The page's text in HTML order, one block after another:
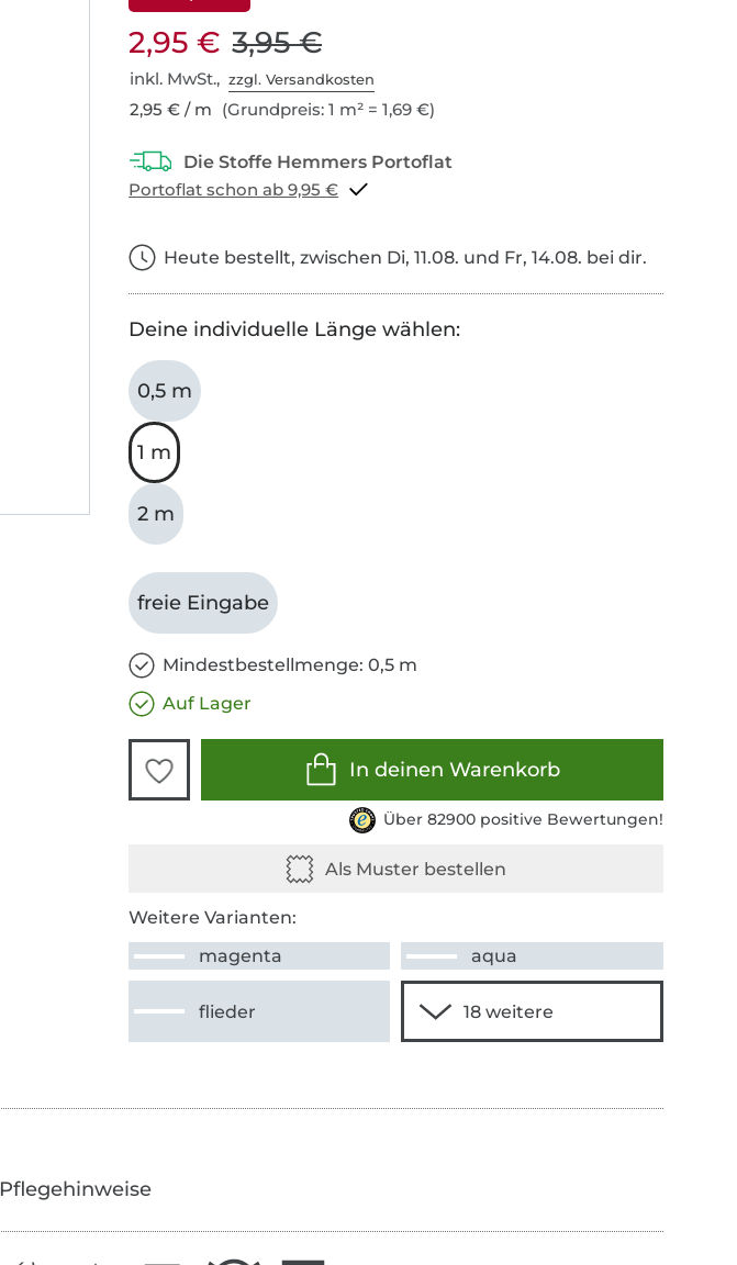
2,95 € 3,95 €
inkl. MwSt.,zzgl. Versandkosten
2,95 € / m (Grundpreis: 1 m² = 1,69 €)
Portoflat schon ab 9,95 €
Heute bestellt, zwischen Di, 11.08. und Fr, 14.08. bei dir.
Deine individuelle Länge wählen:
0,5 m
1 m
2 m
freie Eingabe
Mindestbestellmenge: 0,5 m
Auf Lager
In deinen Warenkorb
Über 82900 positive Bewertungen!
Weitere Varianten:
magenta
aqua
flieder
Pflegehinweise